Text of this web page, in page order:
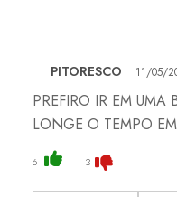
PITORESCO 11/05/
PREFIRO IR EM UMA
LONGE O TEMPO
6 3